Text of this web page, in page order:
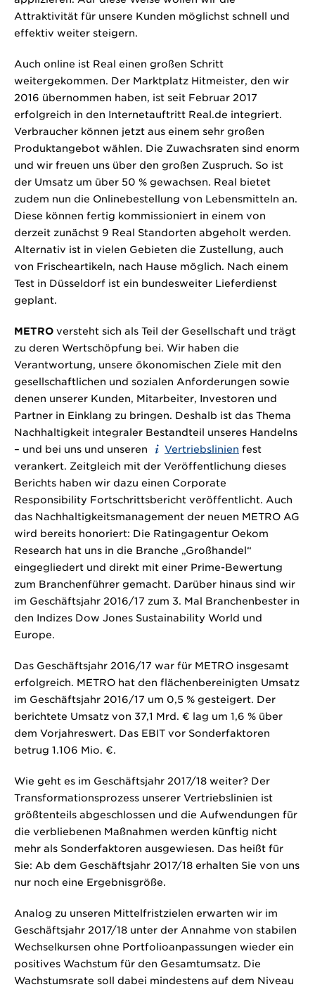
Attraktivität für unsere Kunden möglichst schnell und
effektiv weiter steigern.
Auch online ist Real einen großen Schritt
weitergekommen. Der Marktplatz Hitmeister, den wir
2016 übernommen haben, ist seit Februar 2017
erfolgreich in den Internetauftritt Real.de integriert.
Verbraucher können jetzt aus einem sehr großen
Produktangebot wählen. Die Zuwachsraten sind enorm
und wir freuen uns über den großen Zuspruch. So ist
der Umsatz um über 50 % gewachsen. Real bietet
zudem nun die Onlinebestellung von Lebensmitteln an.
Diese können fertig kommissioniert in einem von
derzeit zunächst 9 Real Standorten abgeholt werden.
Alternativ ist in vielen Gebieten die Zustellung, auch
von Frischeartikeln, nach Hause möglich. Nach einem
Test in Düsseldorf ist ein bundesweiter Lieferdienst
geplant.
METRO versteht sich als Teil der Gesellschaft und trägt
zu deren Wertschöpfung bei. Wir haben die
Verantwortung, unsere ökonomischen Ziele mit den
gesellschaftlichen und sozialen Anforderungen sowie
denen unserer Kunden, Mitarbeiter, Investoren und
Partner in Einklang zu bringen. Deshalb ist das Thema
Nachhaltigkeit integraler Bestandteil unseres Handelns
– und bei uns und unseren
Vertriebslinien fest
verankert. Zeitgleich mit der Veröffentlichung dieses
Berichts haben wir dazu einen Corporate
Responsibility Fortschrittsbericht veröffentlicht. Auch
das Nachhaltigkeitsmanagement der neuen METRO AG
wird bereits honoriert: Die Ratingagentur Oekom
Research hat uns in die Branche „Großhandel“
eingegliedert und direkt mit einer Prime-Bewertung
zum Branchenführer gemacht. Darüber hinaus sind wir
im Geschäftsjahr 2016/17 zum 3. Mal Branchenbester in
den Indizes Dow Jones Sustainability World und
Europe.
Das Geschäftsjahr 2016/17 war für METRO insgesamt
erfolgreich. METRO hat den flächenbereinigten Umsatz
im Geschäftsjahr 2016/17 um 0,5 % gesteigert. Der
berichtete Umsatz von 37,1 Mrd. € lag um 1,6 % über
dem Vorjahreswert. Das EBIT vor Sonderfaktoren
betrug 1.106 Mio. €.
Wie geht es im Geschäftsjahr 2017/18 weiter? Der
Transformationsprozess unserer Vertriebslinien ist
größtenteils abgeschlossen und die Aufwendungen für
die verbliebenen Maßnahmen werden künftig nicht
mehr als Sonderfaktoren ausgewiesen. Das heißt für
Sie: Ab dem Geschäftsjahr 2017/18 erhalten Sie von uns
nur noch eine Ergebnisgröße.
Analog zu unseren Mittelfristzielen erwarten wir im
Geschäftsjahr 2017/18 unter der Annahme von stabilen
Wechselkursen ohne Portfolioanpassungen wieder ein
positives Wachstum für den Gesamtumsatz. Die
Wachstumsrate soll dabei mindestens auf dem Niveau